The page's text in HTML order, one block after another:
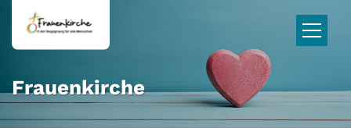
Zum Inhalt springen
Frauenkirche